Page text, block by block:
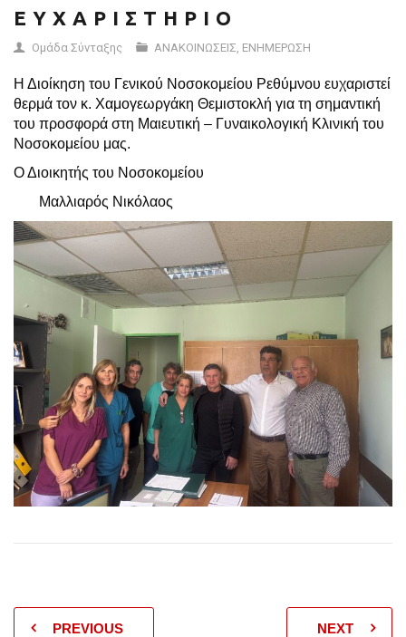
Ε Υ Χ Α Ρ Ι Σ Τ Η Ρ Ι Ο
Ομάδα Σύνταξης ΑΝΑΚΟΙΝΩΣΕΙΣ, ΕΝΗΜΕΡΩΣΗ
Η Διοίκηση του Γενικού Νοσοκομείου Ρεθύμνου ευχαριστεί
θερμά τον κ. Χαμογεωργάκη Θεμιστοκλή για τη σημαντική
του προσφορά στη Μαιευτική – Γυναικολογική Κλινική του
Νοσοκομείου μας.
Ο Διοικητής του Νοσοκομείου
Μαλλιαρός Νικόλαος
PREVIOUS NEXT